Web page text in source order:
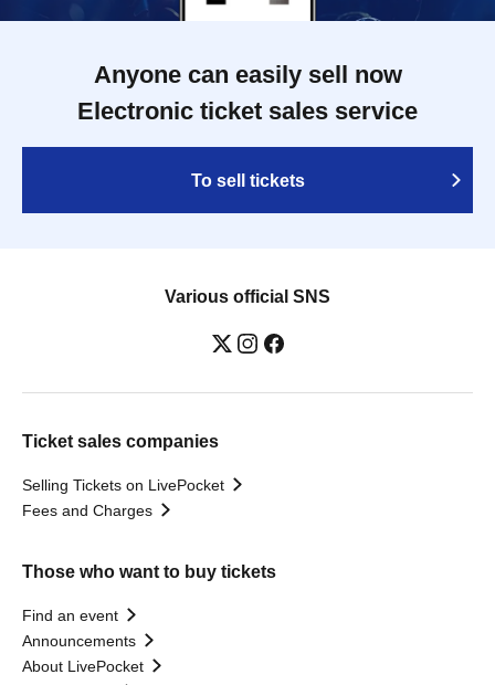
Anyone can easily sell now
Electronic ticket sales service
To sell tickets
Various official SNS
Ticket sales companies
Selling Tickets on LivePocket
Fees and Charges
Those who want to buy tickets
Find an event
Announcements
About LivePocket